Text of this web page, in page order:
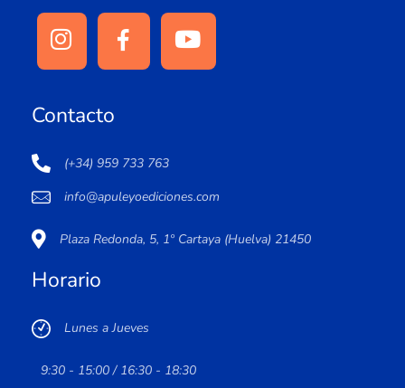
Contacto
(+34) 959 733 763
info@apuleyoediciones.com
Plaza Redonda, 5, 1º Cartaya (Huelva) 21450
Horario
Lunes a Jueves
9:30 - 15:00 / 16:30 - 18:30